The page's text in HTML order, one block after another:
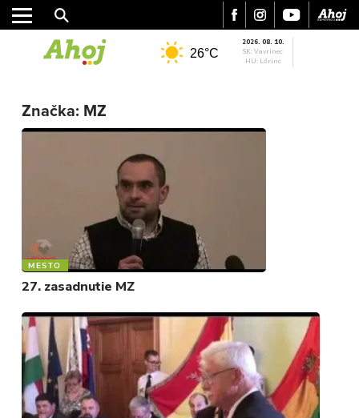
REGIÓN
KULTÚRA
FOTKY
VIDEO
26°C
2026. 08. 10.
SK: Vavrinec
HU: Lőrinc
Značka: MZ
MESTO
27. zasadnutie MZ